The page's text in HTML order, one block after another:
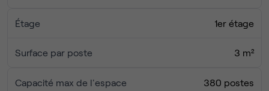
Étage 1er étage
Surface par poste 3 m²
Capacité max de l'espace 380 postes